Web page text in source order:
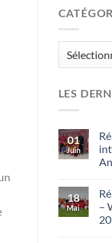
LES
01
Juin
18
Mai
–